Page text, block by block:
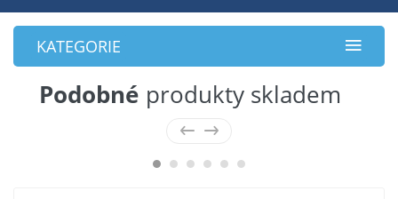
KATEGORIE
Podobné produkty skladem